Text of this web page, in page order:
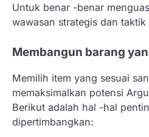
Untuk benar -benar
wawasan strategis dan
Membangun barang
Memilih item yang sesuai
memaksimalkan potensi
Berikut adalah hal -hal
dipertimbangkan: